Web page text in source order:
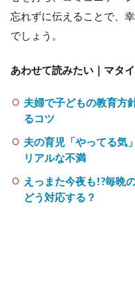
忘れずに伝えることで、
でしょう。
あわせて読みたい｜マタ
夫婦で子どもの教育方
るコツ
夫の育児「やってる気
リアルな不満
えっまた今夜も!?毎晩
どう対応する？